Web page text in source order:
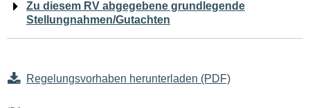
Zu diesem RV abgegebene grundlegende
Stellungnahmen/Gutachten
Regelungsvorhaben herunterladen (PDF)